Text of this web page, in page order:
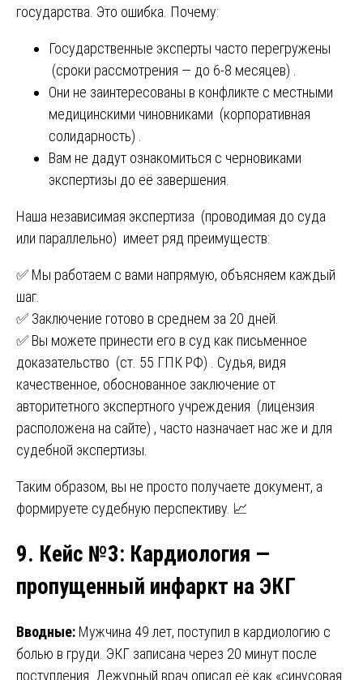
государства. Это ошибка. Почему:
Государственные эксперты часто перегружены
(сроки рассмотрения — до 6-8 месяцев) .
Они не заинтересованы в конфликте с местными
медицинскими чиновниками (корпоративная
солидарность) .
Вам не дадут ознакомиться с черновиками
экспертизы до её завершения.
Наша независимая экспертиза (проводимая до суда
или параллельно) имеет ряд преимуществ:
✅ Мы работаем с вами напрямую, объясняем каждый
шаг.
✅ Заключение готово в среднем за 20 дней.
✅ Вы можете принести его в суд как письменное
доказательство (ст. 55 ГПК РФ) . Судья, видя
качественное, обоснованное заключение от
авторитетного экспертного учреждения (лицензия
расположена на сайте) , часто назначает нас же и для
судебной экспертизы.
Таким образом, вы не просто получаете документ, а
формируете судебную перспективу. 📈
9. Кейс №3: Кардиология —
пропущенный инфаркт на ЭКГ
Вводные: Мужчина 49 лет, поступил в кардиологию с
болью в груди. ЭКГ записана через 20 минут после
поступления. Дежурный врач описал её как «синусовая